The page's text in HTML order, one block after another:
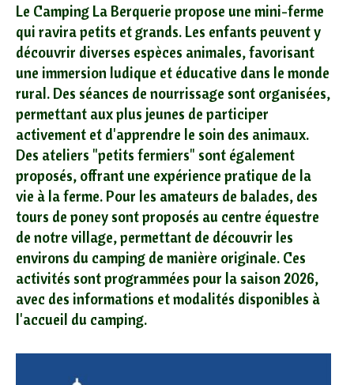
Le Camping La Berquerie propose une mini-ferme
qui ravira petits et grands. Les enfants peuvent y
découvrir diverses espèces animales, favorisant
une immersion ludique et éducative dans le monde
rural. Des séances de nourrissage sont organisées,
permettant aux plus jeunes de participer
activement et d'apprendre le soin des animaux.
Des ateliers "petits fermiers" sont également
proposés, offrant une expérience pratique de la
vie à la ferme. Pour les amateurs de balades, des
tours de poney sont proposés au centre équestre
de notre village, permettant de découvrir les
environs du camping de manière originale. Ces
activités sont programmées pour la saison 2026,
avec des informations et modalités disponibles à
l'accueil du camping.